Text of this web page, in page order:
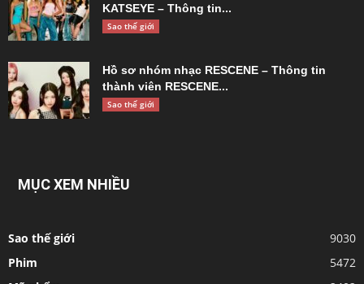
KATSEYE – Thông tin...
Sao thế giới
Hồ sơ nhóm nhạc RESCENE – Thông tin
thành viên RESCENE...
Sao thế giới
MỤC XEM NHIỀU
Sao thế giới
9030
Phim
5472